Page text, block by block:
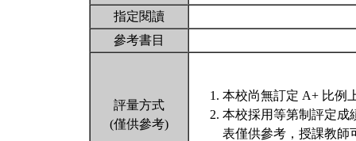
指定閱讀
參考書目
評量方式
(僅供參考)
本校尚無訂定 A+ 比例
本校採用等第制評定成
表僅供參考，授課教師